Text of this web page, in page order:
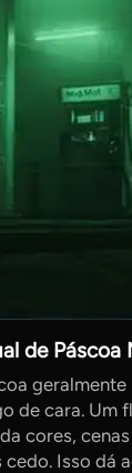
de Páscoa
de cara. Um
cores,
cedo. Isso dá